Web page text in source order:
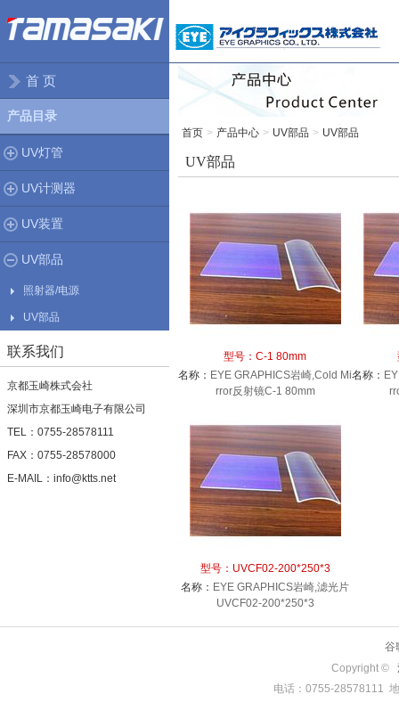
首 页
产品目录
UV灯管
UV计测器
UV装置
UV部品
照射器/电源
UV部品
联系我们
京都玉崎株式会社
深圳市京都玉崎电子有限公司
TEL：0755-28578111
FAX：0755-28578000
E-MAIL：info@ktts.net
首页 > 产品中心 > UV部品 > UV部品
UV部品
型号： C-1 80mm
名称： EYE GRAPHICS岩崎,Cold Mi
rror反射镜C-1 80mm
名称：
型号： UVCF02-200*250*3
名称： EYE GRAPHICS岩崎,滤光片
UVCF02-200*250*3
谷
Copyright ©
电话：0755-28578111